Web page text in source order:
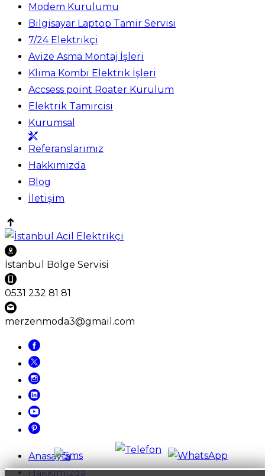
Modem Kurulumu
Bilgisayar Laptop Tamir Servisi
7/24 Elektrikçi
Avize Asma Montaj İşleri
Klima Kombi Elektrik İşleri
Accsess point Roater Kurulum
Elektrik Tamircisi
Kurumsal
Referanslarımız
Hakkımızda
Blog
İletişim
İstanbul Bölge Servisi
0531 232 81 81
merzenmoda3@gmail.com
Anasayfa
Hakkımızda